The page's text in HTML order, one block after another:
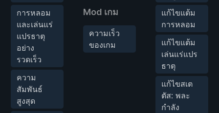
การหลอม
และเล่นแร่
แปรธาตุ
อย่าง
รวดเร็ว
ความ
สัมพันธ์
สูงสุด
Mod เกม
ความเร็ว
ของเกม
แก้ไขแต้ม
การหลอม
แก้ไขแต้ม
เล่นแร่แปร
ธาตุ
แก้ไขสเต
ตัส: พละ
กำลัง